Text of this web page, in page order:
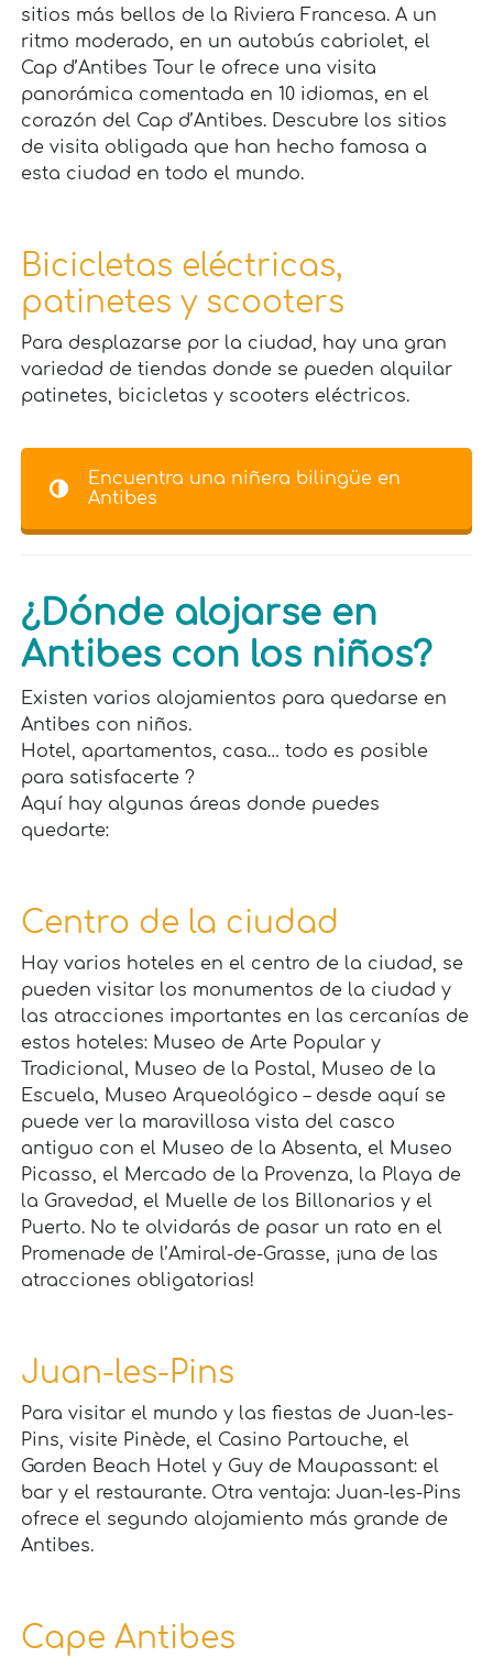
sitios más bellos de la Riviera Francesa. A un
ritmo moderado, en un autobús cabriolet, el
Cap d’Antibes Tour le ofrece una visita
panorámica comentada en 10 idiomas, en el
corazón del Cap d’Antibes. Descubre los sitios
de visita obligada que han hecho famosa a
esta ciudad en todo el mundo.
Bicicletas eléctricas,
patinetes y scooters
Para desplazarse por la ciudad, hay una gran
variedad de tiendas donde se pueden alquilar
patinetes, bicicletas y scooters eléctricos.
Encuentra una niñera bilingüe en
Antibes
¿Dónde alojarse en
Antibes con los niños?
Existen varios alojamientos para quedarse en
Antibes con niños.
Hotel, apartamentos, casa… todo es posible
para satisfacerte ?
Aquí hay algunas áreas donde puedes
quedarte:
Centro de la ciudad
Hay varios hoteles en el centro de la ciudad, se
pueden visitar los monumentos de la ciudad y
las atracciones importantes en las cercanías de
estos hoteles: Museo de Arte Popular y
Tradicional, Museo de la Postal, Museo de la
Escuela, Museo Arqueológico – desde aquí se
puede ver la maravillosa vista del casco
antiguo con el Museo de la Absenta, el Museo
Picasso, el Mercado de la Provenza, la Playa de
la Gravedad, el Muelle de los Billonarios y el
Puerto. No te olvidarás de pasar un rato en el
Promenade de l’Amiral-de-Grasse, ¡una de las
atracciones obligatorias!
Juan-les-Pins
Para visitar el mundo y las fiestas de Juan-les-
Pins, visite Pinède, el Casino Partouche, el
Garden Beach Hotel y Guy de Maupassant: el
bar y el restaurante. Otra ventaja: Juan-les-Pins
ofrece el segundo alojamiento más grande de
Antibes.
Cape Antibes